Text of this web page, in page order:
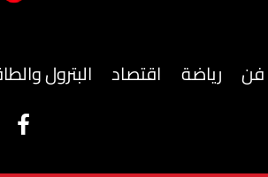
فن رياضة اقتصاد البترول